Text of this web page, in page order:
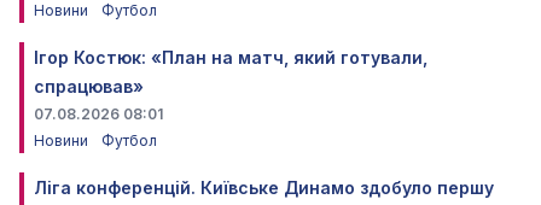
Новини
Футбол
Ігор Костюк: «План на матч, який готували,
спрацював»
07.08.2026 08:01
Новини
Футбол
Ліга конференцій. Київське Динамо здобуло першу